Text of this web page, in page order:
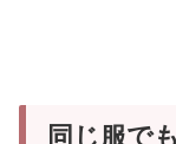
同じ服で